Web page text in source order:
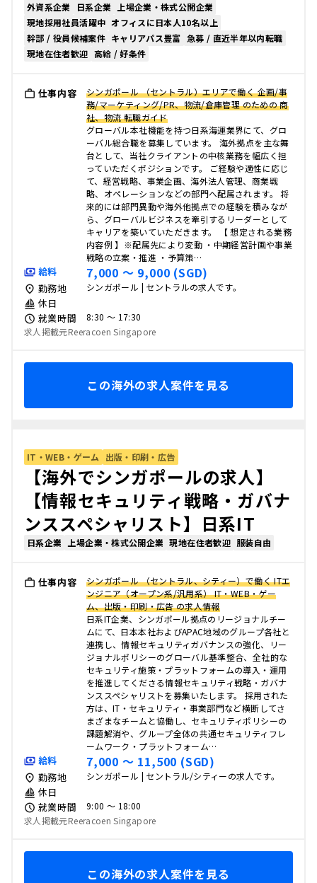
外資系企業
日系企業
上場企業・株式公開企業
現地採用社員活躍中 オフィスに日本人10名以上
幹部 / 役員候補案件 キャリアパス豊富 急募 / 直近半年以内転職
現地在住者歓迎 高給 / 好条件
仕事内容
シンガポール （セントラル）エリアで働く 企画/事
務/マーケティング/PR、物流/倉庫管理 のための 商
社、物流 転職ガイド
グローバル本社機能を持つ日系海運業界にて、グロ
ーバル総合職を募集しています。 海外拠点を主な舞
台として、当社クライアントの中核業務を幅広く担
っていただくポジションです。 ご経験や適性に応じ
て、経営戦略、事業企画、海外法人管理、商業戦
略、オペレーションなどの部門へ配属されます。 将
来的には部門異動や海外他拠点での経験を積みなが
ら、グローバルビジネスを牽引するリーダーとして
キャリアを築いていただきます。 【 想定される業務
内容例 】※配属先により変動 ・中期経営計画や事業
戦略の立案・推進 ・予算策…
給料 7,000 〜 9,000 (SGD)
勤務地 シンガポール | セントラルの求人です。
休日
就業時間
8:30 〜 17:30
求人掲載元Reeracoen Singapore
この海外の求人案件を見る
IT・WEB・ゲーム 出版・印刷・広告
【海外でシンガポールの求人】
【情報セキュリティ戦略・ガバナ
ンススペシャリスト】日系IT
日系企業 上場企業・株式公開企業 現地在住者歓迎 服装自由
仕事内容
シンガポール （セントラル、シティー）で働く ITエ
ンジニア（オープン系/汎用系） IT・WEB・ゲー
ム、出版・印刷・広告 の求人情報
日系IT企業、シンガポール拠点のリージョナルチー
ムにて、日本本社およびAPAC地域のグループ各社と
連携し、情報セキュリティガバナンスの強化、リー
ジョナルポリシーのグローバル基準整合、全社的な
セキュリティ施策・プラットフォームの導入・運用
を推進してくださる情報セキュリティ戦略・ガバナ
ンススペシャリストを募集いたします。 採用された
方は、IT・セキュリティ・事業部門など横断してさ
まざまなチームと協働し、セキュリティポリシーの
課題解消や、グループ全体の共通セキュリティフレ
ームワーク・プラットフォーム…
給料 7,000 〜 11,500 (SGD)
勤務地 シンガポール | セントラル/シティーの求人です。
休日
就業時間
9:00 〜 18:00
求人掲載元Reeracoen Singapore
この海外の求人案件を見る